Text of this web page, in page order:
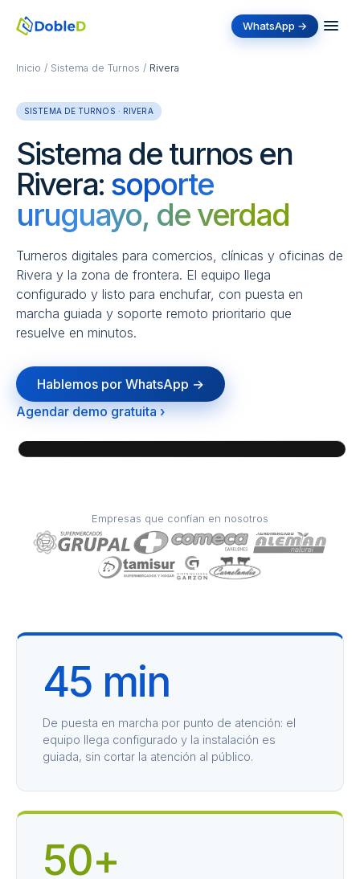
WhatsApp →
Inicio / Sistema de Turnos / Rivera
SISTEMA DE TURNOS · RIVERA
Sistema de turnos en
Rivera: soporte
uruguayo, de verdad
Turneros digitales para comercios, clínicas y oficinas de
Rivera y la zona de frontera. El equipo llega
configurado y listo para enchufar, con puesta en
marcha guiada y soporte remoto prioritario que
resuelve en minutos.
Hablemos por WhatsApp →
Agendar demo gratuita ›
Empresas que confían en nosotros
45 min
De puesta en marcha por punto de atención: el
equipo llega configurado y la instalación es
guiada, sin cortar la atención al público.
50+